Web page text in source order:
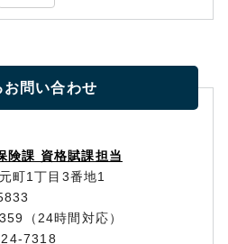
お問い合わせ
険課 資格賦課担当
町1丁目3番地1
（24時間対応）
7318